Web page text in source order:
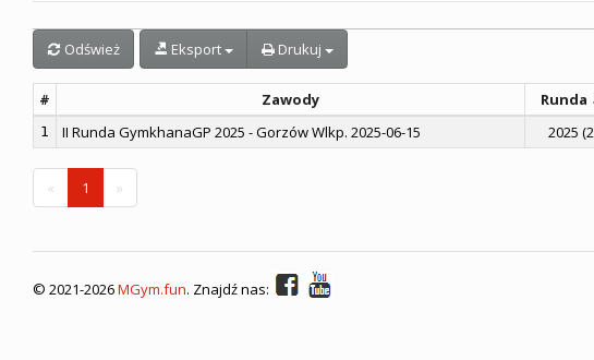
Odśwież Eksport Drukuj
# Zawody Runda
1 II Runda GymkhanaGP 2025 - Gorzów Wlkp. 2025-06-15 2025
« 1 »
© 2021-2026MGym.fun. Znajdź nas: